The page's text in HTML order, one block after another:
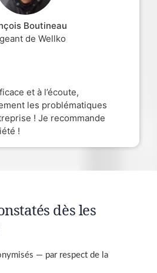
Boutineau
de Wellko
et à l’écoute,
les problématiques
! Je recommande
!
dès les
— par respect de la